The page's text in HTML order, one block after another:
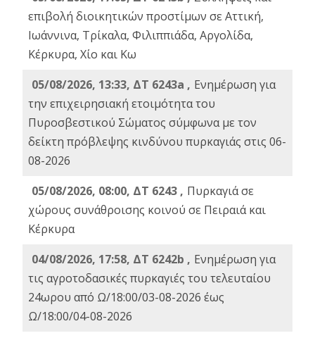
επιβολή διοικητικών προστίμων σε Αττική,
Ιωάννινα, Τρίκαλα, Φιλιππιάδα, Αργολίδα,
Κέρκυρα, Χίο και Κω
05/08/2026, 13:33, ΔΤ 6243a , Ενημέρωση για
την επιχειρησιακή ετοιμότητα του
Πυροσβεστικού Σώματος σύμφωνα με τον
δείκτη πρόβλεψης κινδύνου πυρκαγιάς στις 06-
08-2026
05/08/2026, 08:00, ΔΤ 6243 , Πυρκαγιά σε
χώρους συνάθροισης κοινού σε Πειραιά και
Κέρκυρα
04/08/2026, 17:58, ΔΤ 6242b , Ενημέρωση για
τις αγροτοδασικές πυρκαγιές του τελευταίου
24ωρου από Ω/18:00/03-08-2026 έως
Ω/18:00/04-08-2026